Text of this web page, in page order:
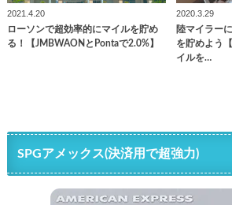
2021.4.20
ローソンで超効率的にマイルを貯め
る！【JMBWAONとPontaで2.0%】
2020.3.29
陸マイラー
を貯めよう
イルを…
SPGアメックス(決済用で超強力)